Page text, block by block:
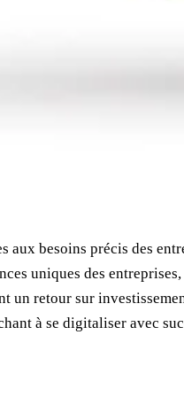
besoins précis des
uniques des
un retour sur
à se digitaliser avec